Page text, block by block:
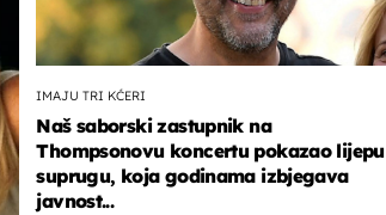
IMAJU TRI KĆERI
Naš saborski zastupnik na
Thompsonovu koncertu pokazao lijepu
suprugu, koja godinama izbjegava
javnost...